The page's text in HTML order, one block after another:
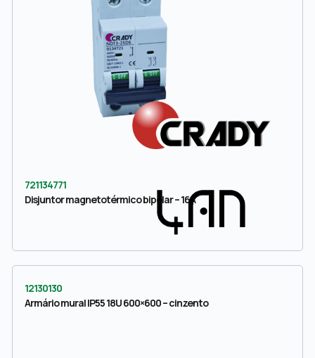
721134771
Disjuntor magnetotérmico bipolar – 16A
12130130
Armário mural IP55 18U 600×600 – cinzento